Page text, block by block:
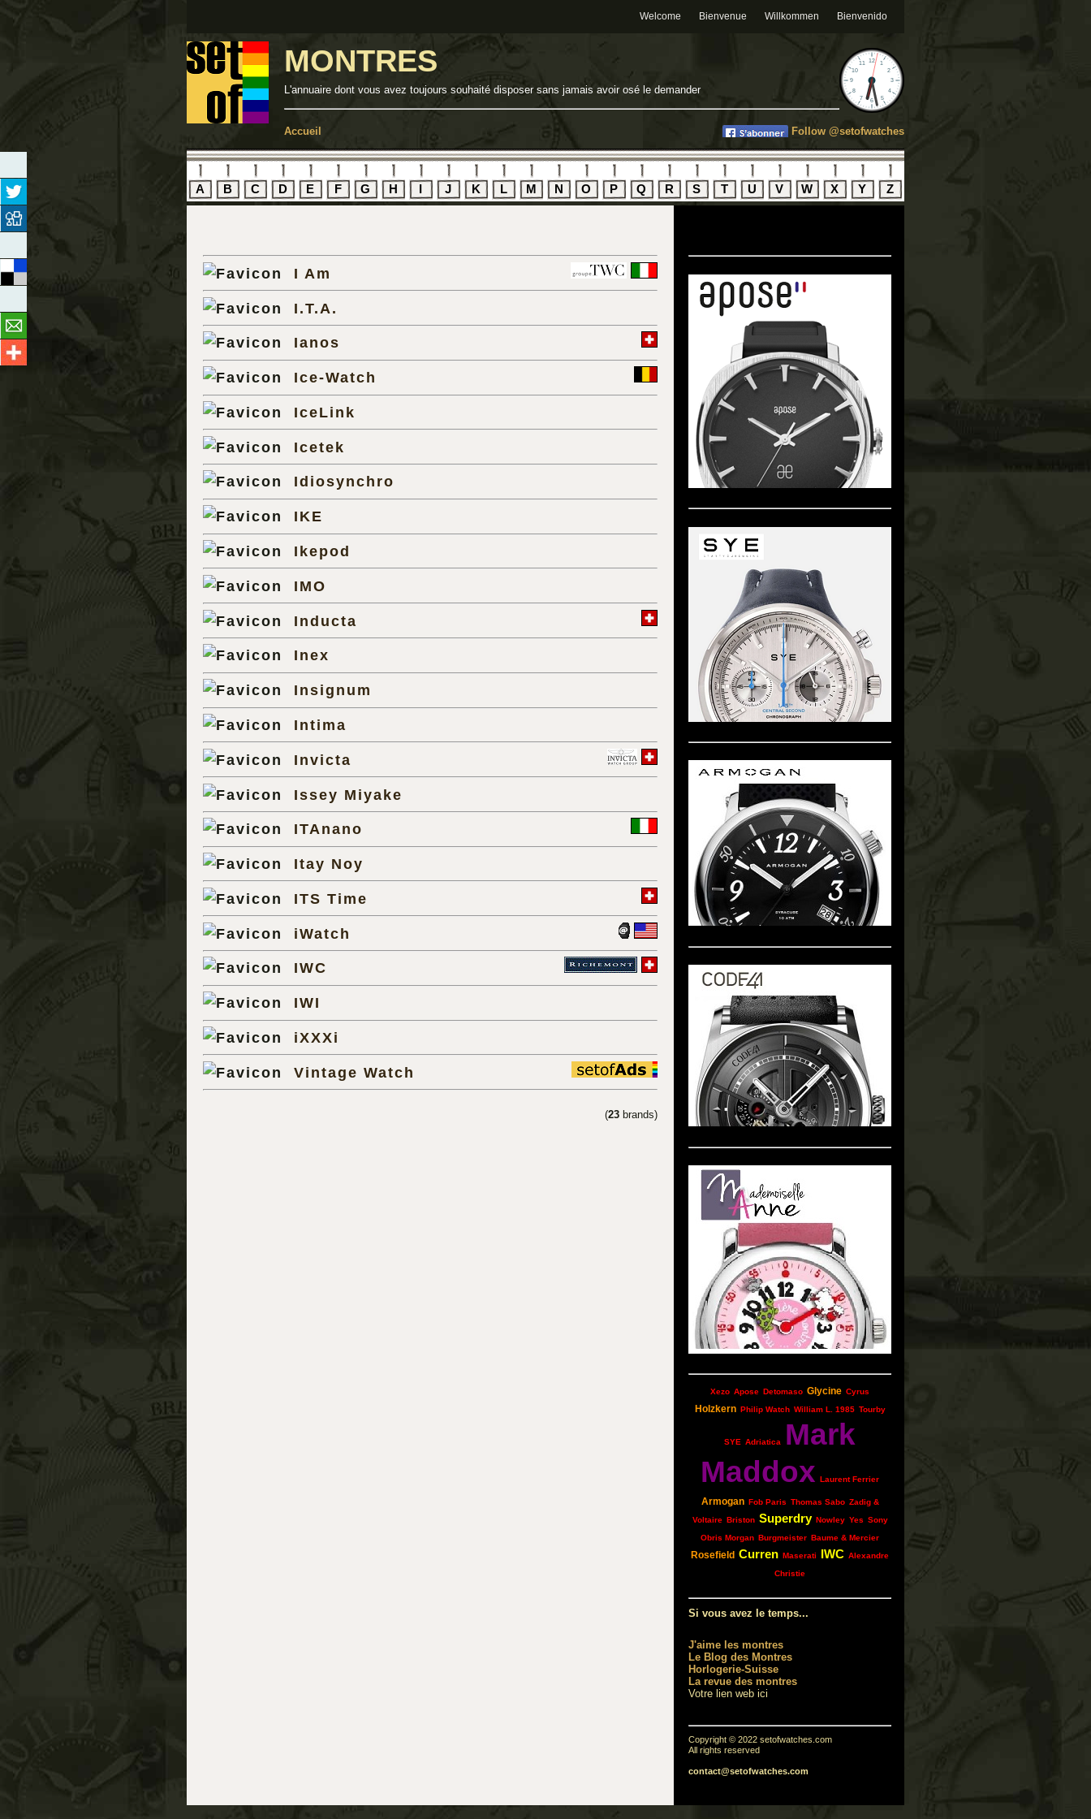
Bienvenido
Willkommen
Bienvenue
Welcome
MONTRES
L'annuaire dont vous avez toujours souhaité disposer sans jamais avoir osé le demander
Accueil Follow @setofwatches
A B C D E F G H I J K L M N O P Q R S T U V W X Y Z
I Am
I.T.A.
Ianos
Ice-Watch
IceLink
Icetek
Idiosynchro
IKE
Ikepod
IMO
Inducta
Inex
Insignum
Intima
Invicta
Issey Miyake
ITAnano
Itay Noy
ITS Time
iWatch
IWC
IWI
iXXXi
Vintage Watch
(23 brands)
Xezo Apose Detomaso Glycine Cyrus
Holzkern Philip Watch William L. 1985 Tourby
SYE Adriatica
Mark
Maddox Laurent Ferrier
Armogan Fob Paris Thomas Sabo Zadig &
Voltaire Briston Superdry Nowley Yes Sony
Obris Morgan Burgmeister Baume & Mercier
Rosefield Curren Maserati IWC Alexandre
Christie
Si vous avez le temps...
J'aime les montres
Le Blog des Montres
Horlogerie-Suisse
La revue des montres
Votre lien web ici
Copyright © 2022 setofwatches.com
All rights reserved
contact@setofwatches.com